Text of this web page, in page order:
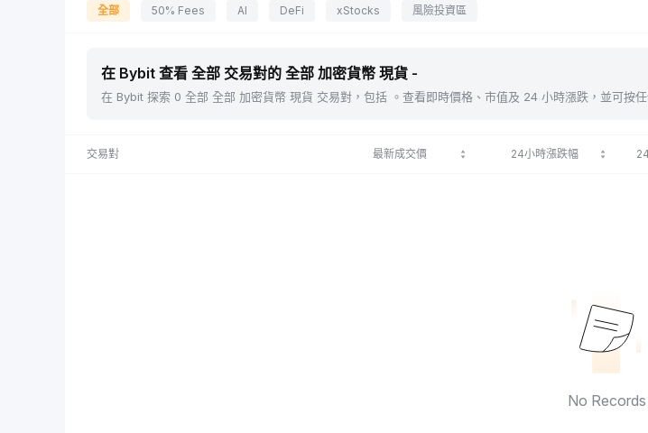
全部 50% Fees AI DeFi xStocks 風險投資區
在 Bybit 查看 全部 交易對的 全部 加密貨幣 現貨 -
在 Bybit 探索 0 全部 全部 加密貨幣 現貨 交易對，包括 。查看即時價格、市值及 24 小時漲跌，並可按任
交易對 最新成交價 24小時漲跌幅
No Records